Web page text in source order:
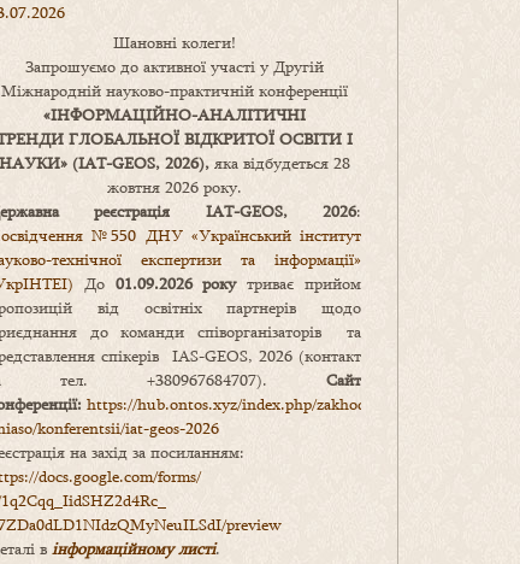
Шановні колеги!
Запрошуємо до активної участі у Другій
Міжнародній науково-практичній конференції
«ІНФОРМАЦІЙНО-АНАЛІТИЧНІ
ГЛОБАЛЬНОЇ ВІДКРИТОЇ ОСВІТИ І
НАУКИ» (IAT-GEOS, 2026), яка відбудеться 28
жовтня 2026 року.
реєстрація IAT-GEOS, 2026:
№550 ДНУ «Український інститут
технічної експертизи та інформації»
До 01.09.2026 рокутриває прийом
від освітніх партнерів щодо
до команди співорганізаторів та
спікерів IAS-GEOS, 2026 (контакт
тел. +380967684707). Сайт
https://hub.ontos.xyz/index.php/zakhody-
konferentsii/iat-geos-2026
на захід за посиланням:
docs.google.com/forms/
preview
в інформаційному листі.